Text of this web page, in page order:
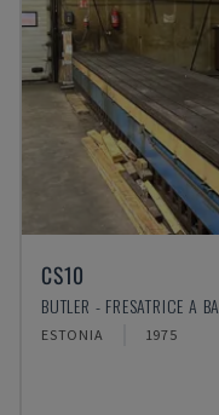
CS10
BUTLER - FRESATRICE A
ESTONIA 1975